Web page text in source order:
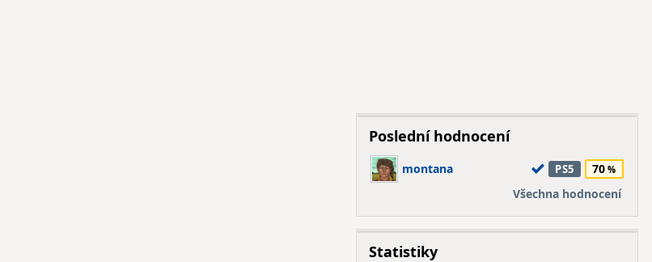
Poslední hodnocení
montana PS5
70
Všechna hodnocení
Statistiky